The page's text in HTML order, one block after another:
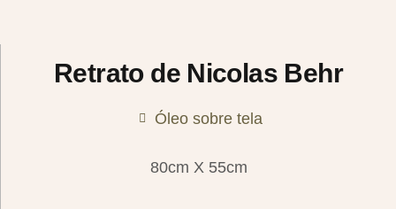
Retrato de Nicolas Behr
Óleo sobre tela
80cm X 55cm